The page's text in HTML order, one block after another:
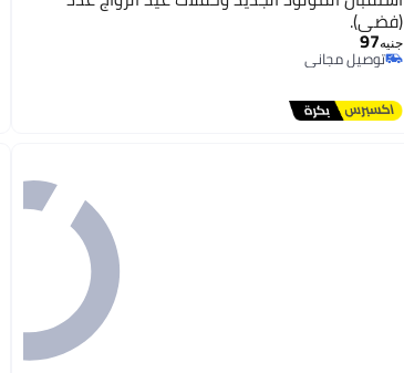
(فضي).
جنيه97
توصيل مجاني
بتخلّص بسرعة
توصيل مجاني